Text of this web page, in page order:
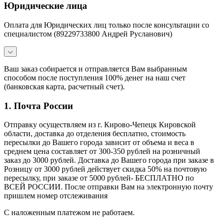
Юридические лица
Оплата для Юридических лиц только после консультации со
специалистом (89229733800 Андрей Русланович)
Ваш заказ собирается и отправляется Вам выбранным
способом после поступления 100% денег на наш счет
(банковская карта, расчетный счет).
1. Почта России
Отправку осуществляем из г. Кирово-Чепецк Кировской
области, доставка до отделения бесплатно, стоимость
пересылки до Вашего города зависит от объема и веса в
среднем цена составляет от 300-350 рублей на розничный
заказ до 3000 рублей. Доставка до Вашего города при заказе в
Розницу от 3000 рублей действует скидка 50% на почтовую
пересылку, при заказе от 5000 рублей- БЕСПЛАТНО по
ВСЕЙ РОССИИ. После отправки Вам на электронную почту
пришлем номер отслеживания
С наложенным платежом не работаем.